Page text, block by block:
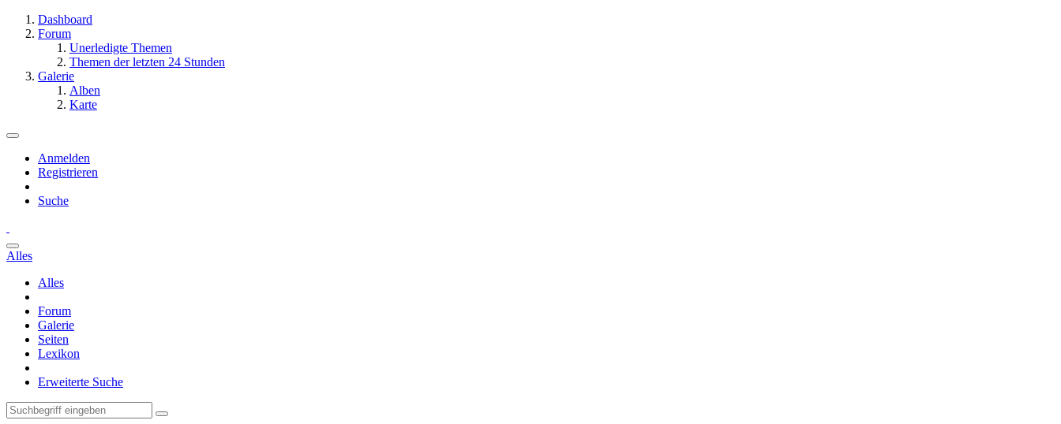
Dashboard
Forum
Unerledigte Themen
Themen der letzten 24 Stunden
Galerie
Alben
Karte
Anmelden
Registrieren
Suche
Alles
Alles
Forum
Galerie
Seiten
Lexikon
Erweiterte Suche